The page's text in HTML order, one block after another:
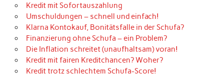
Kredit mit Sofortauszahlung
Umschuldungen – schnell und einfach!
Klarna Kontokauf, Bonitätsfalle in der Schufa?
Finanzierung ohne Schufa – ein Problem?
Die Inflation schreitet (unaufhaltsam) voran!
Kredit mit fairen Kreditchancen? Woher?
Kredit trotz schlechtem Schufa-Score!